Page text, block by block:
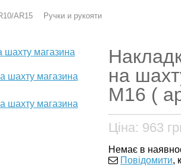
AR15 Ручки и рукояти
на
M16 (
Ціна: 963
Немає в
Повідомити,